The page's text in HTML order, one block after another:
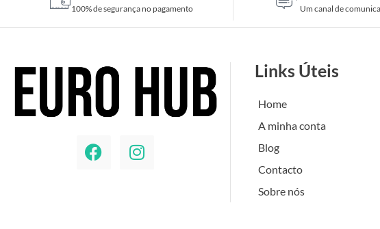
100% de segurança no pagamento Um canal de
Links Úteis
Home
A minha conta
Blog
Contacto
Sobre nós